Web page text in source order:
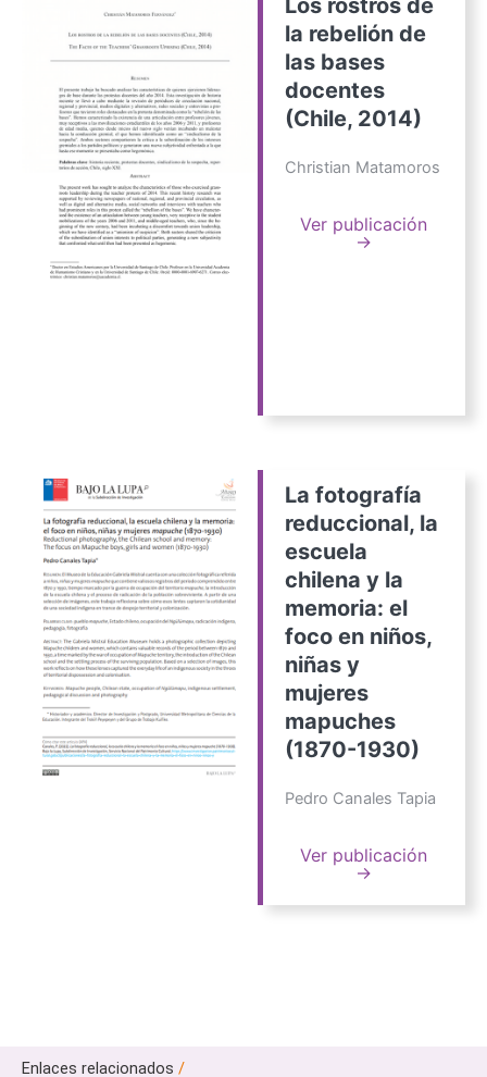
Los rostros de
la rebelión de
las bases
docentes
(Chile, 2014)
Christian Matamoros
Ver publicación
→
La fotografía
reduccional, la
escuela
chilena y la
memoria: el
foco en niños,
niñas y
mujeres
mapuches
(1870-1930)
Pedro Canales Tapia
Ver publicación
→
Enlaces relacionados /